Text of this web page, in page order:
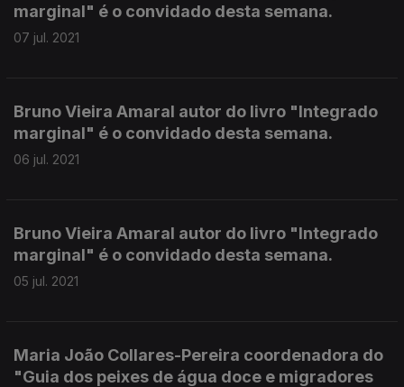
marginal" é o convidado desta semana.
07 jul. 2021
Bruno Vieira Amaral autor do livro "Integrado
marginal" é o convidado desta semana.
06 jul. 2021
Bruno Vieira Amaral autor do livro "Integrado
marginal" é o convidado desta semana.
05 jul. 2021
Maria João Collares-Pereira coordenadora do
"Guia dos peixes de água doce e migradores